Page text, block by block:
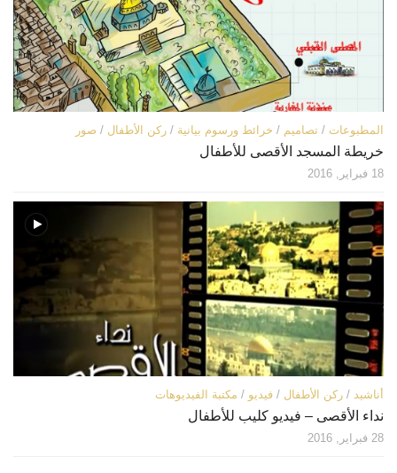
المطبوعات / تصاميم / خرائط ورسوم بيانية / ركن الأطفال / صور
خريطة المسجد الأقصى للأطفال
18 فبراير, 2016
أناشيد / ركن الأطفال / فيديو / مكتبة الفيديوهات
نداء الأقصى – فيديو كليب للأطفال
28 فبراير, 2016